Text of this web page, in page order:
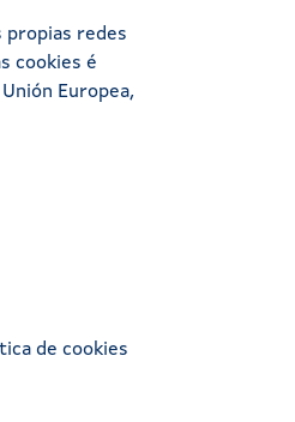
propias redes
cookies é
Europea,
de cookies